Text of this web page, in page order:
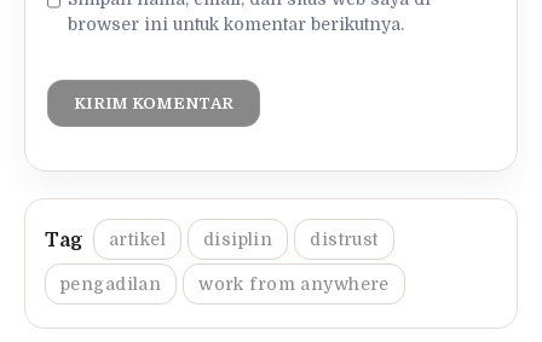
browser ini untuk komentar berikutnya.
artikel disiplin distrust
pengadilan work from anywhere